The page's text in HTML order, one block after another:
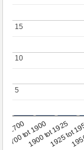
1700
1700 tot 1900
1900 tot 1925
1925 tot
5
5
10
10
15
15